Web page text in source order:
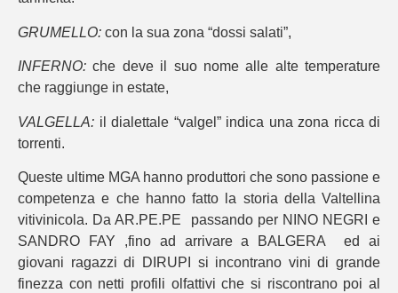
GRUMELLO: con la sua zona “dossi salati”,
INFERNO: che deve il suo nome alle alte temperature
che raggiunge in estate,
VALGELLA: il dialettale “valgel” indica una zona ricca di
torrenti.
Queste ultime MGA hanno produttori che sono passione e
competenza e che hanno fatto la storia della Valtellina
vitivinicola. Da AR.PE.PE passando per NINO NEGRI e
SANDRO FAY ,fino ad arrivare a BALGERA ed ai
giovani ragazzi di DIRUPI si incontrano vini di grande
finezza con netti profili olfattivi che si riscontrano poi al